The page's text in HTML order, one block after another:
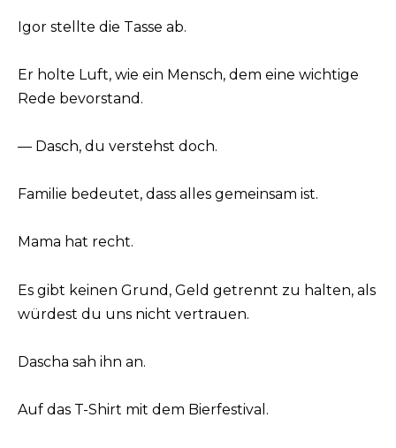
Igor stellte die Tasse ab.
Er holte Luft, wie ein Mensch, dem eine wichtige
Rede bevorstand.
— Dasch, du verstehst doch.
Familie bedeutet, dass alles gemeinsam ist.
Mama hat recht.
Es gibt keinen Grund, Geld getrennt zu halten, als
würdest du uns nicht vertrauen.
Dascha sah ihn an.
Auf das T-Shirt mit dem Bierfestival.